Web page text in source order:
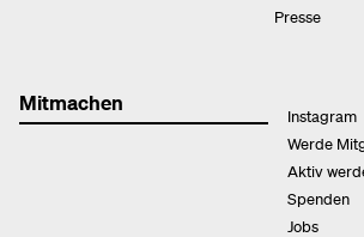
Presse
Mitmachen
Instagram
Werde
Aktiv
Spenden
Jobs